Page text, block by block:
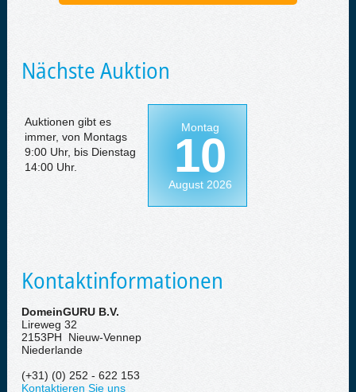
Nächste Auktion
Auktionen gibt es
immer, von Montags
9:00 Uhr, bis Dienstag
14:00 Uhr.
Montag
10
August 2026
Kontaktinformationen
DomeinGURU B.V.
Lireweg 32
2153PH Nieuw-Vennep
Niederlande
(+31) (0) 252 - 622 153
Kontaktieren Sie uns